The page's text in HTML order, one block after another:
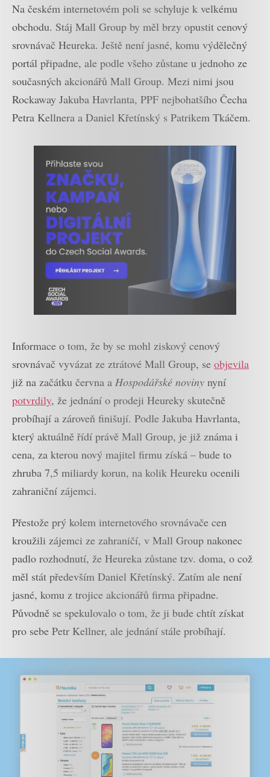
Na českém internetovém poli se schyluje k velkému
obchodu. Stáj Mall Group by měl brzy opustit cenový
srovnávač Heureka. Ještě není jasné, komu výdělečný
portál připadne, ale podle všeho zůstane u jednoho ze
současných akcionářů Mall Group. Mezi nimi jsou
Rockaway Jakuba Havrlanta, PPF nejbohatšího Čecha
Petra Kellnera a Daniel Křetínský s Patrikem Tkáčem.
Informace o tom, že by se mohl ziskový cenový
srovnávač vyvázat ze ztrátové Mall Group, se objevila
již na začátku června a Hospodářské noviny nyní
potvrdily, že jednání o prodeji Heureky skutečně
probíhají a zároveň finišují. Podle Jakuba Havrlanta,
který aktuálně řídí právě Mall Group, je již známa i
cena, za kterou nový majitel firmu získá – bude to
zhruba 7,5 miliardy korun, na kolik Heureku ocenili
zahraniční zájemci.
Přestože prý kolem internetového srovnávače cen
kroužili zájemci ze zahraničí, v Mall Group nakonec
padlo rozhodnutí, že Heureka zůstane tzv. doma, o což
měl stát především Daniel Křetínský. Zatím ale není
jasné, komu z trojice akcionářů firma připadne.
Původně se spekulovalo o tom, že ji bude chtít získat
pro sebe Petr Kellner, ale jednání stále probíhají.